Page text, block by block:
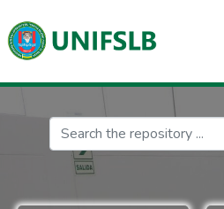
Communities & Collections